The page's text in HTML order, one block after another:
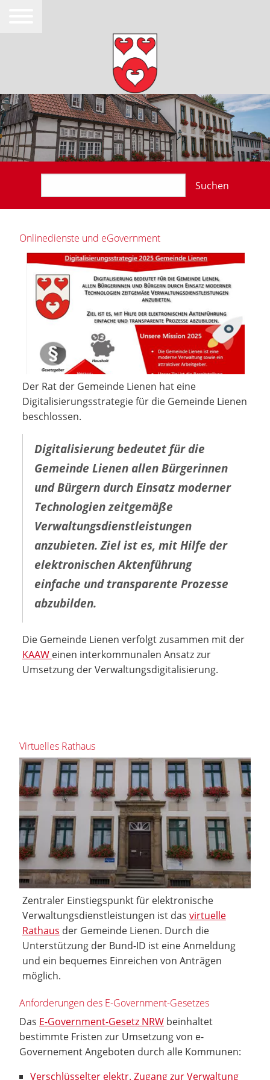
Suchen
Onlinedienste und eGovernment
Der Rat der Gemeinde Lienen hat eine
Digitalisierungsstrategie für die Gemeinde Lienen
beschlossen.
Digitalisierung bedeutet für die
Gemeinde Lienen allen Bürgerinnen
und Bürgern durch Einsatz moderner
Technologien zeitgemäße
Verwaltungsdienstleistungen
anzubieten. Ziel ist es, mit Hilfe der
elektronischen Aktenführung
einfache und transparente Prozesse
abzubilden.
Die Gemeinde Lienen verfolgt zusammen mit der
KAAW einen interkommunalen Ansatz zur
Umsetzung der Verwaltungsdigitalisierung.
Virtuelles Rathaus
Zentraler Einstiegspunkt für elektronische
Verwaltungsdienstleistungen ist das virtuelle
Rathaus der Gemeinde Lienen. Durch die
Unterstützung der Bund-ID ist eine Anmeldung
und ein bequemes Einreichen von Anträgen
möglich.
Anforderungen des E-Government-Gesetzes
Das E-Government-Gesetz NRW beinhaltet
bestimmte Fristen zur Umsetzung von e-
Governement Angeboten durch alle Kommunen:
Verschlüsselter elektr. Zugang zur Verwaltung